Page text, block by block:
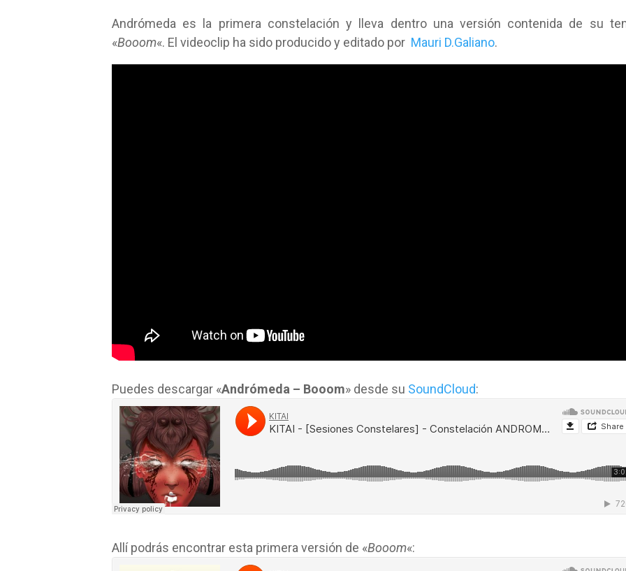
Andrómeda es la primera constelación y lleva dentro una versión contenida de su
«Booom«. El videoclip ha sido producido y editado por Mauri D.Galiano.
Puedes descargar «Andrómeda – Booom» desde su SoundCloud:
Allí podrás encontrar esta primera versión de «Booom«: